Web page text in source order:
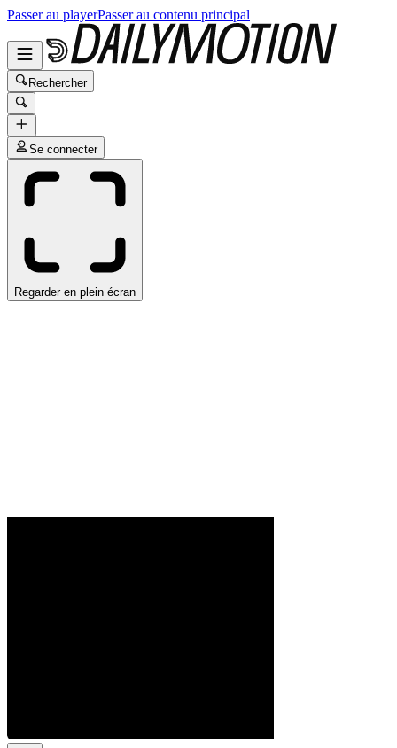
Passer au playerPasser au contenu principal
Rechercher
Se connecter
Regarder en plein écran